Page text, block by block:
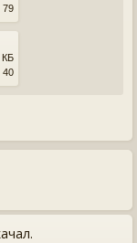
79
КБ
40